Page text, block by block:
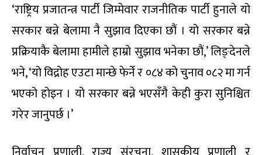
‘राष्ट्रिय प्रजातन्त्र पार्टी जिम्मेवार राजनीतिक पार्टी हुनाले यो
सरकार बन्ने बेलामा नै सुझाव दिएका छौं । यो सरकार बन्ने
प्रक्रियाकै बेलामा हामीले हाम्रो सुझाव भनेका छौं,’ लिङ्देनले
भने, ‘यो विद्रोह एउटा मान्छे फेर्ने र ०८४ को चुनाव ०८२ मा गर्न
भएको होइन । यो सरकार बन्ने भएसँगै केही कुरा सुनिश्चित
गरेर जानुपर्छ ।’